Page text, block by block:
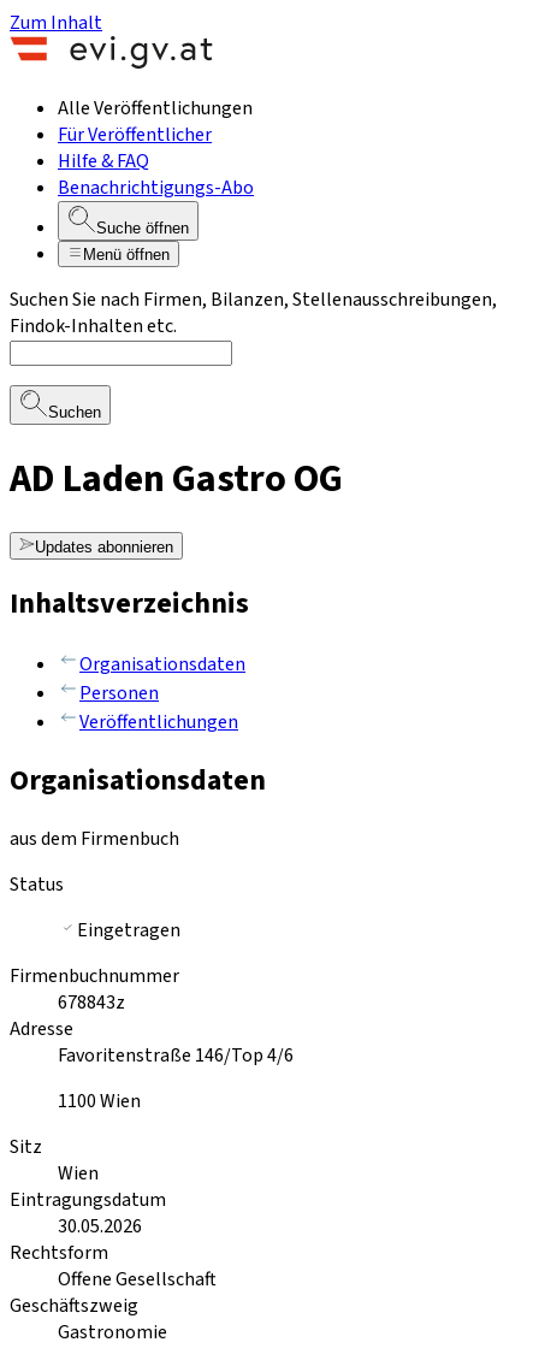
Zum Inhalt
Alle Veröffentlichungen
Für Veröffentlicher
Hilfe & FAQ
Benachrichtigungs-Abo
Suche öffnen
Menü öffnen
Suchen Sie nach Firmen, Bilanzen, Stellenausschreibungen,
Findok-Inhalten etc.
Suchen
AD Laden Gastro OG
Updates abonnieren
Inhaltsverzeichnis
Organisationsdaten
Personen
Veröffentlichungen
Organisationsdaten
aus dem Firmenbuch
Status
Eingetragen
Firmenbuchnummer
678843z
Adresse
Favoritenstraße 146/Top 4/6
1100Wien
Sitz
Wien
Eintragungsdatum
30.05.2026
Rechtsform
Offene Gesellschaft
Geschäftszweig
Gastronomie